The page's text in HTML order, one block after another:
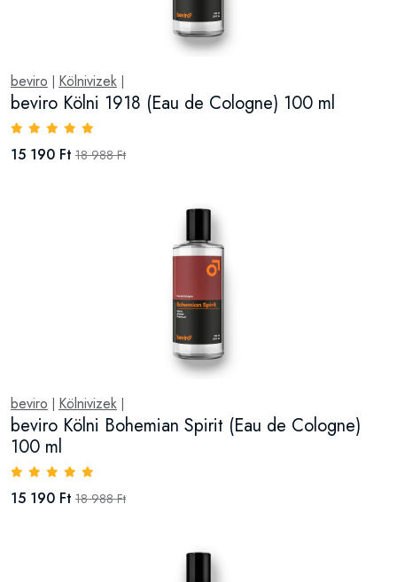
beviro Kölnivizek
beviro Kölni 1918 (Eau de Cologne) 100 ml
15 190 Ft 18 988 Ft
beviro Kölnivizek
beviro Kölni Bohemian Spirit (Eau de Cologne)
100 ml
15 190 Ft 18 988 Ft